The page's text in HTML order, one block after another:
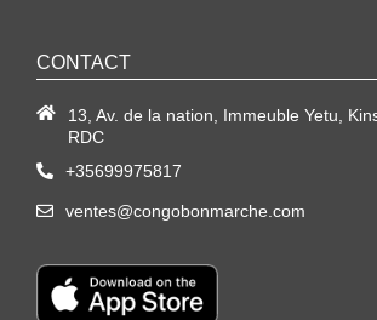
CONTACT
13, Av. de la nation, Immeuble Yetu,
RDC
+35699975817
ventes@congobonmarche.com